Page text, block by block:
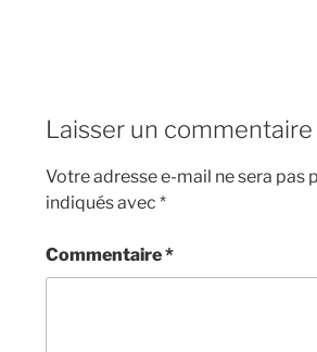
Laisser un commentaire
Votre adresse e-mail ne sera pas
indiqués avec *
Commentaire*